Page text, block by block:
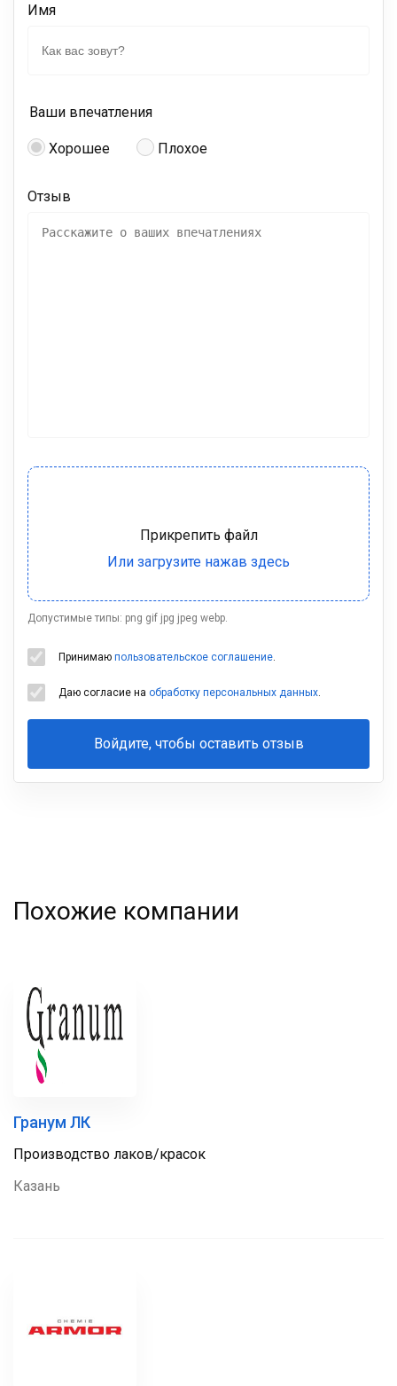
Имя
Ваши впечатления
Хорошее Плохое
Отзыв
Допустимые типы: png gif jpg jpeg webp.
Принимаю пользовательское соглашение.
Даю согласие на обработку персональных данных.
Войдите, чтобы оставить отзыв
Ваша
Похожие компании
Гранум ЛК
Производство лаков/красок
Казань